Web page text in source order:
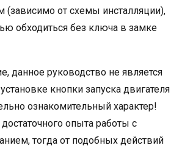
(зависимо от схемы инсталляции),
обходиться без ключа в замке
данное руководство не является
кнопки запуска двигателя
ознакомительный характер!
опыта работы с
тогда от подобных действий